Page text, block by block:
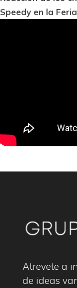
Speedy en la
Atrevete a
de ideas